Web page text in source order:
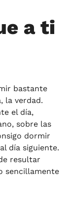
a ti
bastante
la verdad.
el día,
sobre las
dormir
día siguiente.
resultar
sencillamente